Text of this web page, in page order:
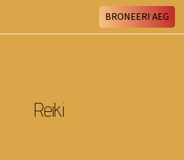
BRONEERI AEG
Reiki